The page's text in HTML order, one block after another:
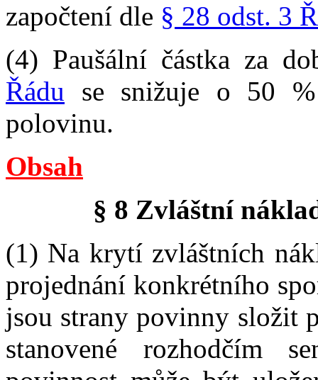
započtení dle § 28 odst. 3
(4) Paušální částka za
Řádu se snižuje o 50
polovinu.
Obsah
§ 8 Zvláštní
(1) Na krytí zvláštních
projednání konkrétního
jsou strany povinny složit
stanovené rozhodčím